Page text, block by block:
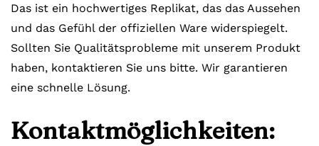
Das ist ein hochwertiges Replikat, das das Aussehen
und das Gefühl der offiziellen Ware widerspiegelt.
Sollten Sie Qualitätsprobleme mit unserem Produkt
haben, kontaktieren Sie uns bitte. Wir garantieren
eine schnelle Lösung.
Kontaktmöglichkeiten: